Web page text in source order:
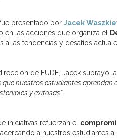
presentado por Jacek
en las acciones que organiza el
a las tendencias y desafíos
de EUDE, Jacek subrayó
que nuestros estudiantes
y exitosas”.
iniciativas refuerzan el
, acercando a nuestros estudiantes